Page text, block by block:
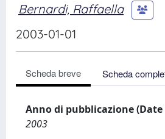
Bernardi, Raffaella
2003-01-01
Scheda breve Scheda
Anno di pubblicazione
2003